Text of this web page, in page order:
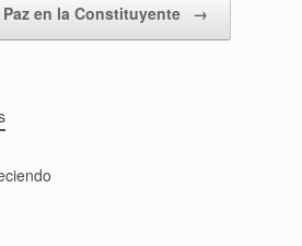
en la Constituyente →